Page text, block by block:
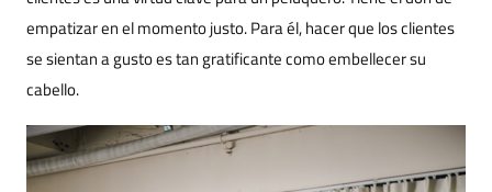
empatizar en el momento justo. Para él, hacer que los clientes
se sientan a gusto es tan gratificante como embellecer su
cabello.